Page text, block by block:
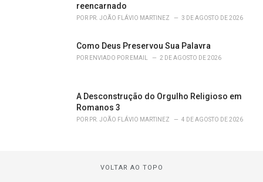
reencarnado
POR PR. JOÃO FLÁVIO MARTINEZ 3 DE AGOSTO DE 2026
Como Deus Preservou Sua Palavra
POR ENVIADO POR EMAIL 2 DE AGOSTO DE 2026
A Desconstrução do Orgulho Religioso em
Romanos 3
POR PR. JOÃO FLÁVIO MARTINEZ 4 DE AGOSTO DE 2026
VOLTAR AO TOPO